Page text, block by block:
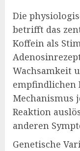
Die
betrifft das
Koffein als
Wachsamkeit
empfindlichen
Mechanismus
Reaktion
anderen
Genetische